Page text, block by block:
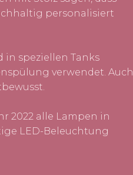
personalisiert
in speziellen Tanks
verwendet. Auch
2022 alle Lampen in
LED-Beleuchtung